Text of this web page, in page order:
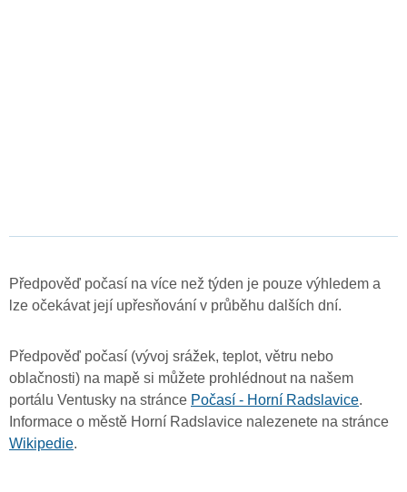
Předpověď počasí na více než týden je pouze výhledem a
lze očekávat její upřesňování v průběhu dalších dní.
Předpověď počasí (vývoj srážek, teplot, větru nebo
oblačnosti) na mapě si můžete prohlédnout na našem
portálu Ventusky na stránce Počasí - Horní Radslavice.
Informace o městě Horní Radslavice nalezenete na stránce
Wikipedie.